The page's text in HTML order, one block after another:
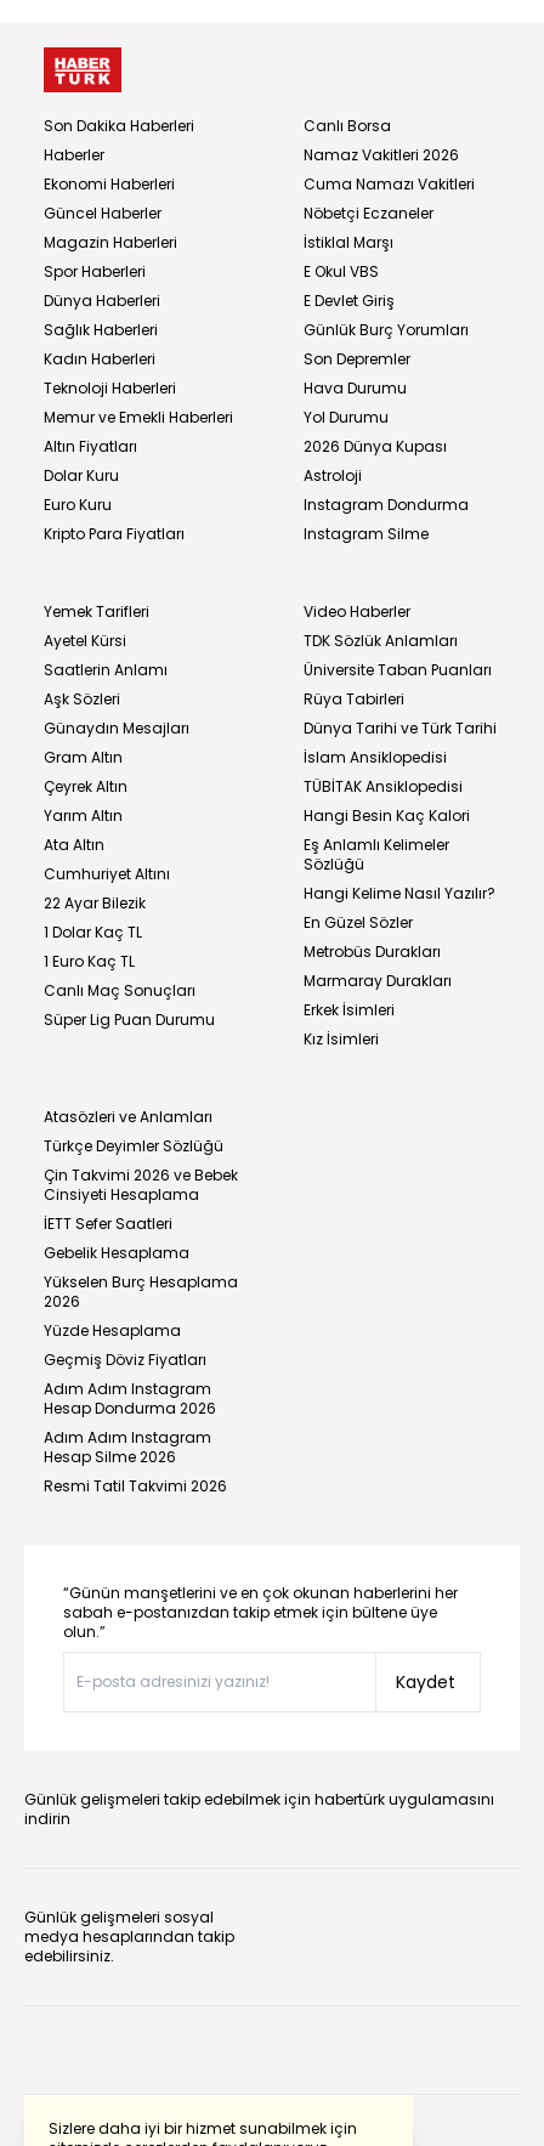
Sizlere daha iyi bir hizmet sunabilmek için
Son Dakika Haberleri
Haberler
Ekonomi Haberleri
Güncel Haberler
Magazin Haberleri
Spor Haberleri
Dünya Haberleri
Sağlık Haberleri
Kadın Haberleri
Teknoloji Haberleri
Memur ve Emekli Haberleri
Altın Fiyatları
Dolar Kuru
Euro Kuru
Kripto Para Fiyatları
Canlı Borsa
Namaz Vakitleri 2026
Cuma Namazı Vakitleri
Nöbetçi Eczaneler
İstiklal Marşı
E Okul VBS
E Devlet Giriş
Günlük Burç Yorumları
Son Depremler
Hava Durumu
Yol Durumu
2026 Dünya Kupası
Astroloji
Instagram Dondurma
Instagram Silme
Yemek Tarifleri
Ayetel Kürsi
Saatlerin Anlamı
Aşk Sözleri
Günaydın Mesajları
Gram Altın
Çeyrek Altın
Yarım Altın
Ata Altın
Cumhuriyet Altını
22 Ayar Bilezik
1 Dolar Kaç TL
1 Euro Kaç TL
Canlı Maç Sonuçları
Süper Lig Puan Durumu
Video Haberler
TDK Sözlük Anlamları
Üniversite Taban Puanları
Rüya Tabirleri
Dünya Tarihi ve Türk Tarihi
İslam Ansiklopedisi
TÜBİTAK Ansiklopedisi
Hangi Besin Kaç Kalori
Eş Anlamlı Kelimeler
Sözlüğü
Hangi Kelime Nasıl Yazılır?
En Güzel Sözler
Metrobüs Durakları
Marmaray Durakları
Erkek İsimleri
Kız İsimleri
Atasözleri ve Anlamları
Türkçe Deyimler Sözlüğü
Çin Takvimi 2026 ve Bebek
Cinsiyeti Hesaplama
İETT Sefer Saatleri
Gebelik Hesaplama
Yükselen Burç Hesaplama
2026
Yüzde Hesaplama
Geçmiş Döviz Fiyatları
Adım Adım Instagram
Hesap Dondurma 2026
Adım Adım Instagram
Hesap Silme 2026
Resmi Tatil Takvimi 2026
“Günün manşetlerini ve en çok okunan haberlerini her
sabah e-postanızdan takip etmek için bültene üye
olun.”
Kaydet
Günlük gelişmeleri takip edebilmek için habertürk uygulamasını
indirin
Günlük gelişmeleri sosyal
medya hesaplarından takip
edebilirsiniz.